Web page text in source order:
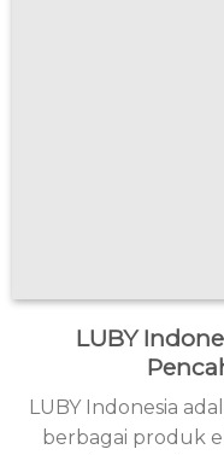
LUBY
LUBY Indonesia
berbagai produk